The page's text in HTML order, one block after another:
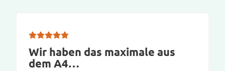
Wir haben das maximale aus
dem A4…